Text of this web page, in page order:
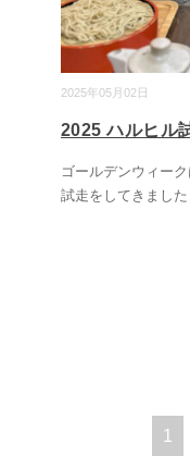
2025年05月02日
2025 ハルヒル
ゴールデンウィー
試走をしてきまし
1